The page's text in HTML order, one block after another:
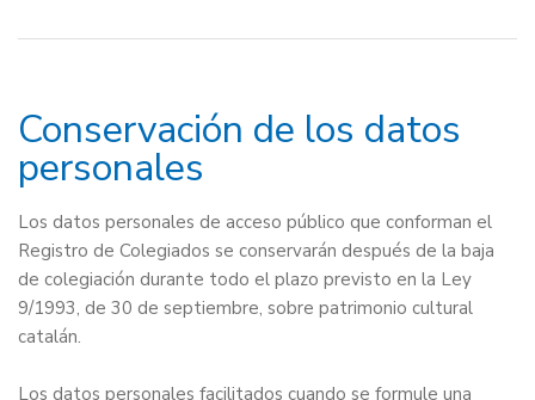
Conservación de los datos
personales
Los datos personales de acceso público que conforman el
Registro de Colegiados se conservarán después de la baja
de colegiación durante todo el plazo previsto en la Ley
9/1993, de 30 de septiembre, sobre patrimonio cultural
catalán.
Los datos personales facilitados cuando se formule una